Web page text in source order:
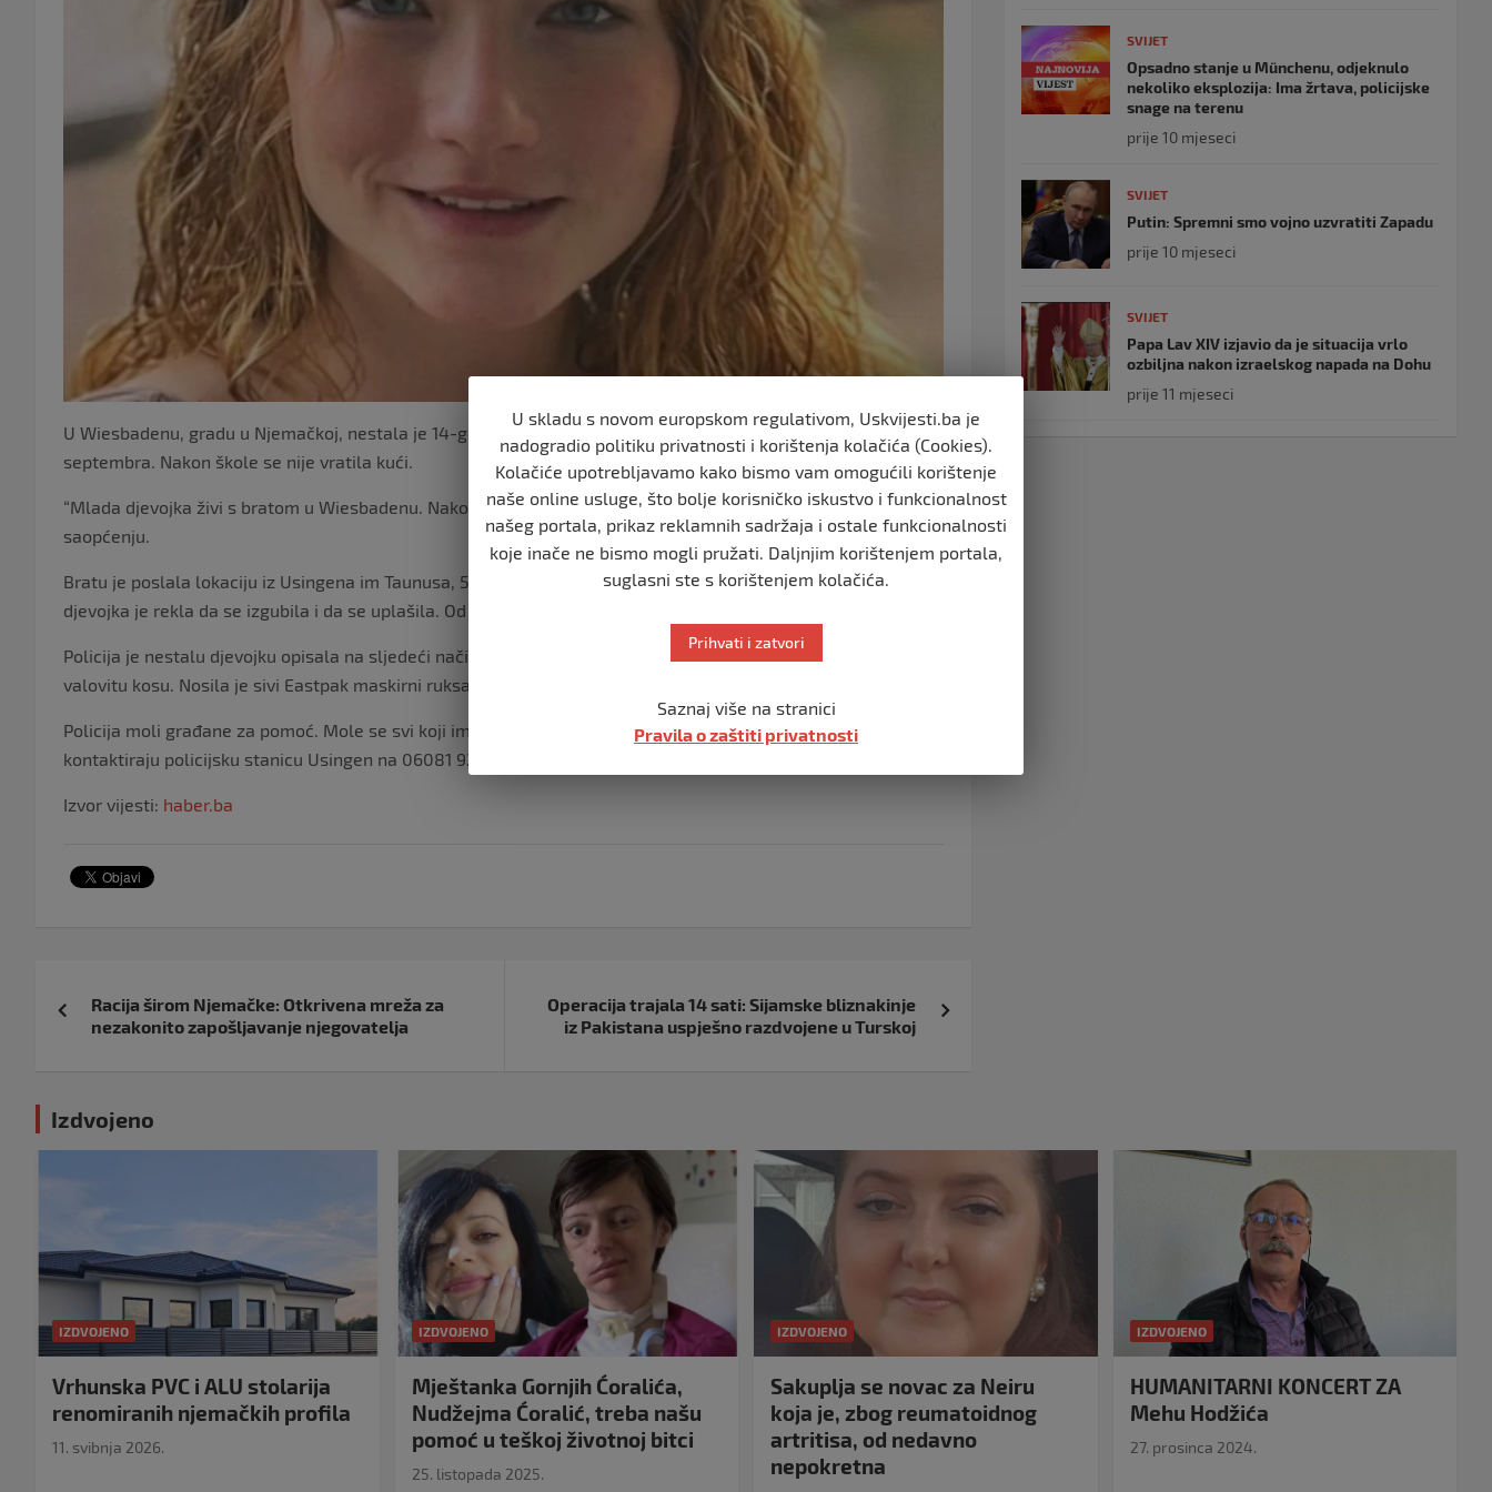
U Wiesbadenu, gradu u Njemačkoj, nestala je 14-godišnjakinja. Posljednji put se javila u četvrtak, 19.
septembra. Nakon škole se nije vratila kući.
“Mlada djevojka živi s bratom u Wiesbadenu. Nakon škole nije se vratila kući”, navodi se u policijskom
saopćenju.
Bratu je poslala lokaciju iz Usingena im Taunusa, 50-ak kilometara od Wiesbadena. Prema saopćenju policije,
djevojka je rekla da se izgubila i da se uplašila. Od tada je kontakt prekinut, prenosi Fenix magazin.
Policija je nestalu djevojku opisala na sljedeći način: Visoka je oko 160 cm, vitke je građe i ima dugu, plavu,
valovitu kosu. Nosila je sivi Eastpak maskirni ruksak i crne patike Airforce One.
Policija moli građane za pomoć. Mole se svi koji imaju informacije o tome gdje se mlada djevojka nalazi da
kontaktiraju policijsku stanicu Usingen na 06081 9208-0 ili bilo koju drugu policijsku stanicu, prenosi
Izvor vijesti: haber.ba
objava
Racija širom Njemačke: Otkrivena mreža za
nezakonito zapošljavanje njegovatelja
Operacija trajala 14 sati: Sijamske bliznakinje
iz Pakistana uspješno razdvojene u Turskoj
SVIJET
Opsadno stanje u Münchenu, odjeknulo
nekoliko eksplozija: Ima žrtava, policijske
snage na terenu
prije 10 mjeseci
SVIJET
Putin: Spremni smo vojno uzvratiti Zapadu
prije 10 mjeseci
SVIJET
Papa Lav XIV izjavio da je situacija vrlo
ozbiljna nakon izraelskog napada na Dohu
prije 11 mjeseci
Izdvojeno
IZDVOJENO
Vrhunska PVC i ALU stolarija
renomiranih njemačkih profila
11. svibnja 2026.
IZDVOJENO
Mještanka Gornjih Ćoralića,
Nudžejma Ćoralić, treba našu
pomoć u teškoj životnoj bitci
25. listopada 2025.
IZDVOJENO
Sakuplja se novac za Neiru
koja je, zbog reumatoidnog
artritisa, od nedavno
nepokretna
IZDVOJENO
HUMANITARNI KONCERT ZA
Mehu Hodžića
27. prosinca 2024.
U skladu s novom europskom regulativom, Uskvijesti.ba je
nadogradio politiku privatnosti i korištenja kolačića (Cookies).
Kolačiće upotrebljavamo kako bismo vam omogućili korištenje
naše online usluge, što bolje korisničko iskustvo i funkcionalnost
našeg portala, prikaz reklamnih sadržaja i ostale funkcionalnosti
koje inače ne bismo mogli pružati. Daljnjim korištenjem portala,
suglasni ste s korištenjem kolačića.
Prihvati i zatvori
Saznaj više na stranici
Pravila o zaštiti privatnosti